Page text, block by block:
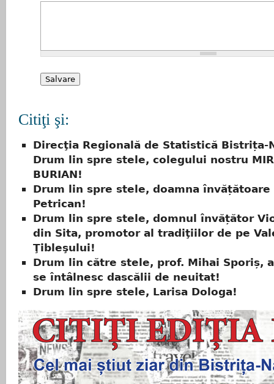
Citiţi şi:
Direcţia Regională de Statistică Bistrița-
Drum lin spre stele, colegului nostru
BURIAN!
Drum lin spre stele, doamna învățătoare
Petrican!
Drum lin spre stele, domnul învățător
din Sita, promotor al tradiţiilor de pe
Ţibleşului!
Drum lin către stele, prof. Mihai Sporiș,
se întâlnesc dascălii de neuitat!
Drum lin spre stele, Larisa Dologa!